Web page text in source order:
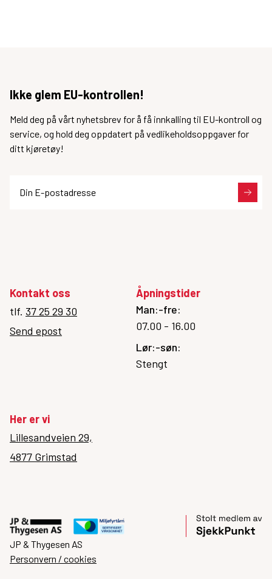
Ikke glem EU-kontrollen!
Meld deg på vårt nyhetsbrev for å få innkalling til EU-kontroll og
service, og hold deg oppdatert på vedlikeholdsoppgaver for
ditt kjøretøy!
Din E-postadresse
Kontakt oss
tlf. 37 25 29 30
Send epost
Åpningstider
Man:-fre:
07.00 - 16.00
Lør:-søn:
Stengt
Her er vi
Lillesandveien 29,
4877 Grimstad
JP & Thygesen AS
Personvern / cookies